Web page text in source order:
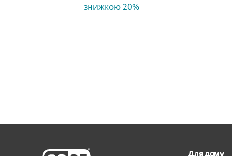
знижкою 20%
Для дому